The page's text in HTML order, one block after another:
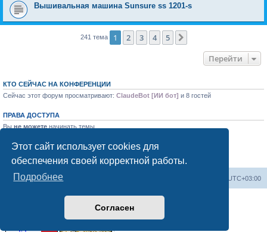
Этот сайт использует cookies для
обеспечения своей корректной работы.
Подробнее
Согласен
Вышивальная машина Sunsure ss 1201-s
241 тема 1 2 3 4 5
Перейти
КТО СЕЙЧАС НА КОНФЕРЕНЦИИ
Сейчас этот форум просматривают: ClaudeBot [ИИ бот] и 8 гостей
ПРАВА ДОСТУПА
Вы не можете начинать темы
Выне можетередактировать свои сообщения
Выне можете удалять свои сообщения
Выне можетедобавлять вложения
Форум «Весь Крым» UTC+03:00
Создано на основе phpBB® Forum Software © phpBB Limited
Конфиденциальность